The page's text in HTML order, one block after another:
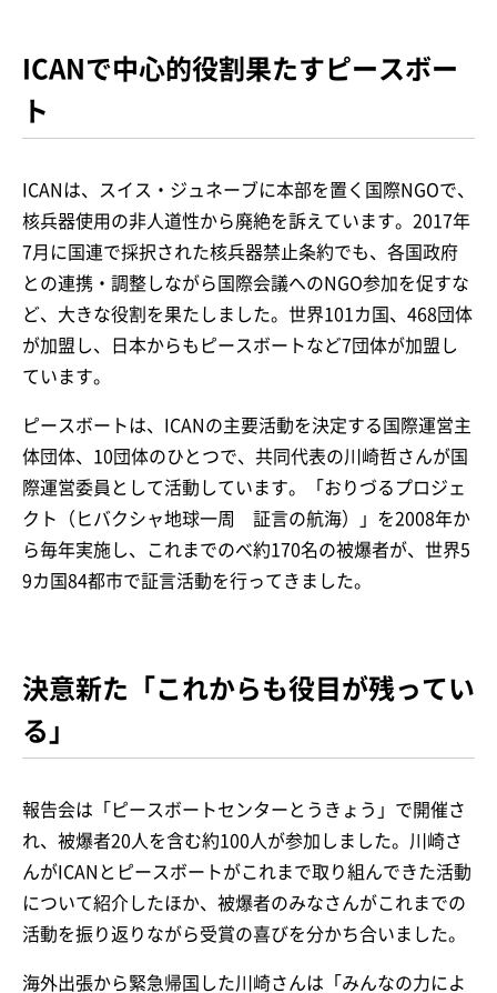
ICANで中心的役割果たすピースボー
ト
ICANは、スイス・ジュネーブに本部を置く国際NGOで、
核兵器使用の非人道性から廃絶を訴えています。2017年
7月に国連で採択された核兵器禁止条約でも、各国政府
との連携・調整しながら国際会議へのNGO参加を促すな
ど、大きな役割を果たしました。世界101カ国、468団体
が加盟し、日本からもピースボートなど7団体が加盟し
ています。
ピースボートは、ICANの主要活動を決定する国際運営主
体団体、10団体のひとつで、共同代表の川崎哲さんが国
際運営委員として活動しています。「おりづるプロジェ
クト（ヒバクシャ地球一周 証言の航海）」を2008年か
ら毎年実施し、これまでのべ約170名の被爆者が、世界5
9カ国84都市で証言活動を行ってきました。
決意新た「これからも役目が残ってい
る」
報告会は「ピースボートセンターとうきょう」で開催さ
れ、被爆者20人を含む約100人が参加しました。川崎さ
んがICANとピースボートがこれまで取り組んできた活動
について紹介したほか、被爆者のみなさんがこれまでの
活動を振り返りながら受賞の喜びを分かち合いました。
海外出張から緊急帰国した川崎さんは「みんなの力によ